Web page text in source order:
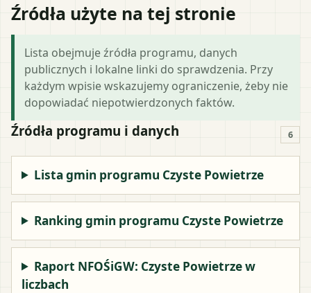
Źródła użyte na tej stronie
Lista obejmuje źródła programu, danych
publicznych i lokalne linki do sprawdzenia. Przy
każdym wpisie wskazujemy ograniczenie, żeby nie
dopowiadać niepotwierdzonych faktów.
Źródła programu i danych 6
Lista gmin programu Czyste Powietrze
Ranking gmin programu Czyste Powietrze
Raport NFOŚiGW: Czyste Powietrze w
liczbach